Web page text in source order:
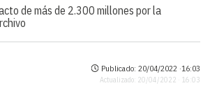
de más de 2.300 millones por la
Publicado: 20/04/2022 ·16:03
Actualizado: 20/04/2022 · 16:03